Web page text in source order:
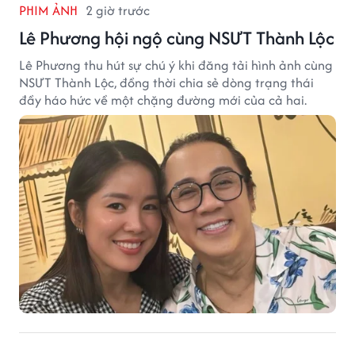
PHIM ẢNH 2 giờ trước
Lê Phương hội ngộ cùng NSƯT Thành Lộc
Lê Phương thu hút sự chú ý khi đăng tải hình ảnh cùng
NSƯT Thành Lộc, đồng thời chia sẻ dòng trạng thái
đầy háo hức về một chặng đường mới của cả hai.